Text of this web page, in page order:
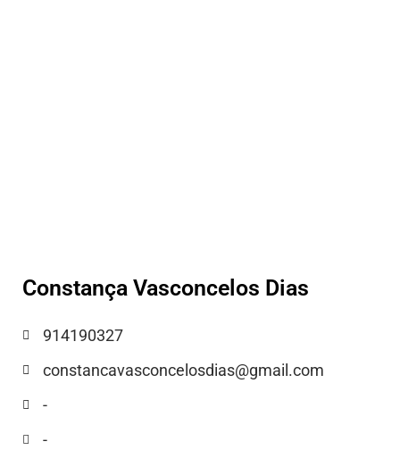
Constança Vasconcelos Dias
914190327
constancavasconcelosdias@gmail.com
-
-